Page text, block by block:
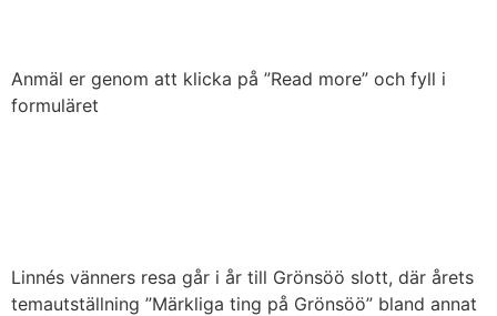
Anmäl er genom att klicka på ”Read more” och fyll i
formuläret
Linnés vänners resa går i år till Grönsöö slott, där årets
temautställning ”Märkliga ting på Grönsöö” bland annat